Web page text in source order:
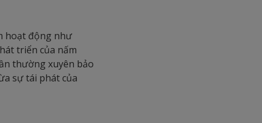
hoạt động như
triển của nấm
thường xuyên bảo
sự tái phát của